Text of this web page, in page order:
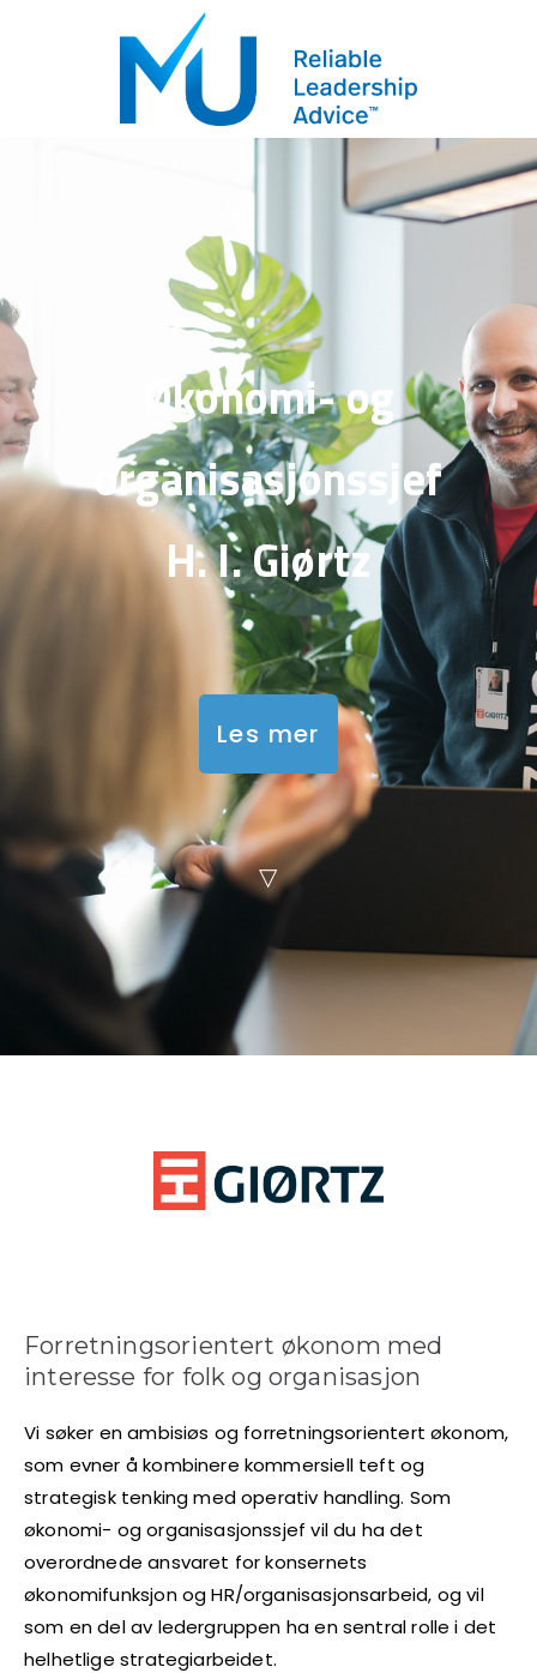
Økonomi- og
organisasjonssjef
H. I. Giørtz
Les mer
▽
Forretningsorientert økonom med
interesse for folk og organisasjon
Vi søker en ambisiøs og forretningsorientert økonom,
som evner å kombinere kommersiell teft og
strategisk tenking med operativ handling. Som
økonomi- og organisasjonssjef vil du ha det
overordnede ansvaret for konsernets
økonomifunksjon og HR/organisasjonsarbeid, og vil
som en del av ledergruppen ha en sentral rolle i det
helhetlige strategiarbeidet.